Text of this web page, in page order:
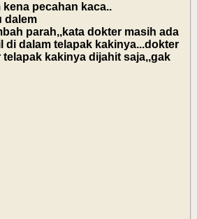
pecahan kaca..
dalem
parah,,kata dokter masih ada
di dalam telapak kakinya...dokter
kakinya dijahit saja,,gak